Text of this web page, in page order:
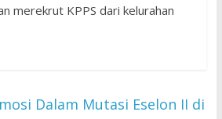
merekrut KPPS dari kelurahan
Dalam Mutasi Eselon II di